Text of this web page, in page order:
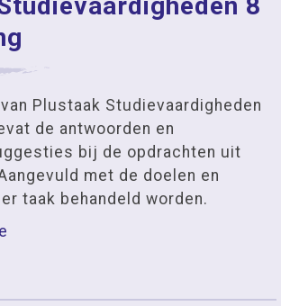
Plustaak Studievaardigheden
de antwoorden en
bij de opdrachten uit
met de doelen en
taak behandeld worden.